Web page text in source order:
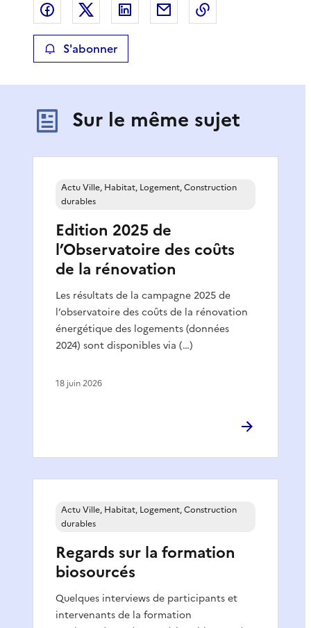
Partager sur Facebook
Partager sur XPartager sur LinkedIn
Partager par email
S'abonner
Sur le même sujet
Edition 2025 de
l’Observatoire des coûts
de la rénovation
Les résultats de la campagne 2025 de
l’observatoire des coûts de la rénovation
énergétique des logements (données
2024) sont disponibles via (…)
Actu Ville, Habitat, Logement, Construction
durables
18 juin 2026
Regards sur la formation
biosourcés
Quelques interviews de participants et
intervenants de la formation
Actu Ville, Habitat, Logement, Construction
durables